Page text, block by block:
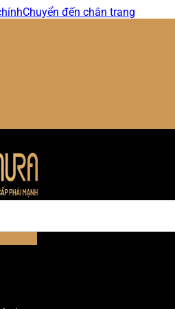
Chuyển đến chân trang